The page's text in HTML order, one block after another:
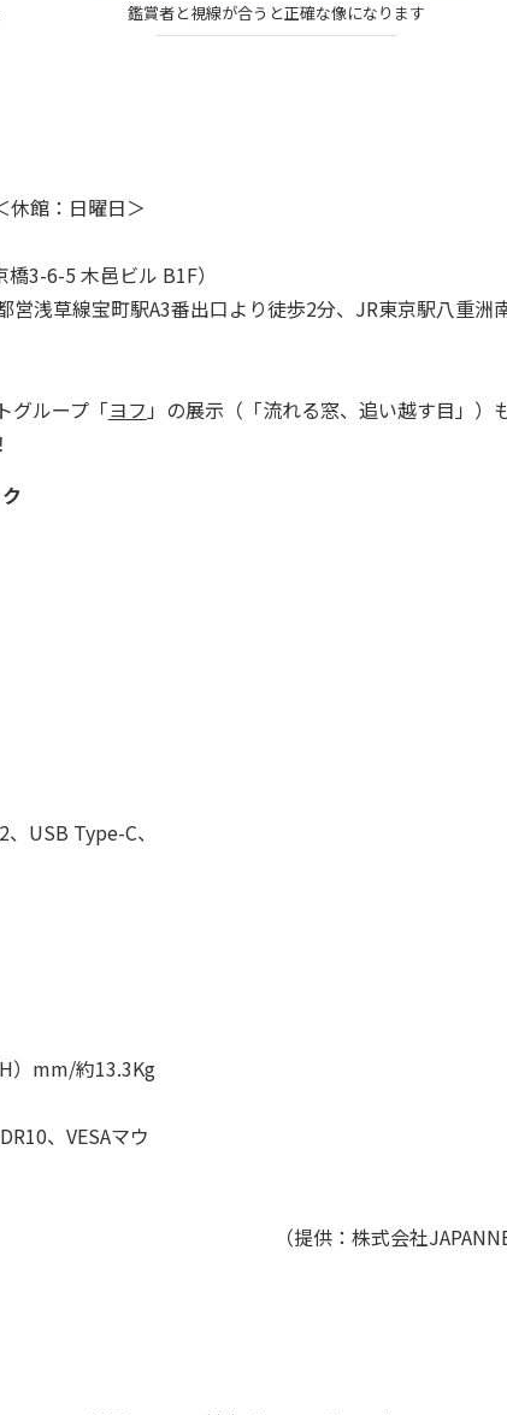
鑑賞者と視線が合うと正確な像になります
休館：日曜日＞
3-6-5 木邑ビル B1F）
浅草線宝町駅A3番出口より徒歩2分、JR東京駅八重洲
グループ「ヨフ 」の展示（「流れる窓、追い越す目」）
USB Type-C、
）mm/約13.3Kg
、VESAマウ
（提供：株式会社